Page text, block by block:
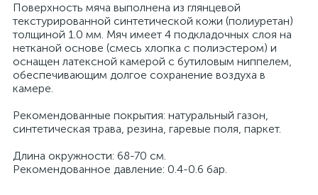
Поверхность мяча выполнена из глянцевой
текстурированной синтетической кожи (полиуретан)
толщиной 1.0 мм. Мяч имеет 4 подкладочных слоя на
нетканой основе (смесь хлопка с полиэстером) и
оснащен латексной камерой с бутиловым ниппелем,
обеспечивающим долгое сохранение воздуха в
камере.
Рекомендованные покрытия: натуральный газон,
синтетическая трава, резина, гаревые поля, паркет.
Длина окружности: 68-70 см.
Рекомендованное давление: 0.4-0.6 бар.